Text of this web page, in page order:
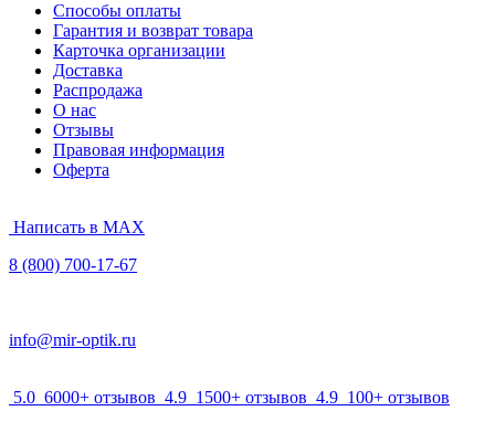
Способы оплаты
Гарантия и возврат товара
Карточка организации
Доставка
Распродажа
О нас
Отзывы
Правовая информация
Оферта
Написать в MAX
8 (800) 700-17-67
info@mir-optik.ru
5.0 6000+ отзывов 4.9 1500+ отзывов 4.9 100+ отзывов